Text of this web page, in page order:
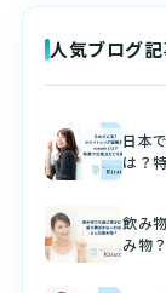
人気ブログ
日本
は？
飲み
み物？